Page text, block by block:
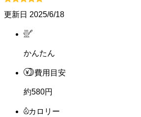
更新日 2025/6/18
かんたん
費用目安
約580円
カロリー